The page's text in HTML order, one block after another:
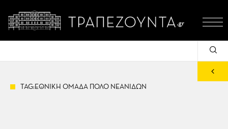
TAG:ΕΘΝΙΚΗ ΟΜΑΔΑ ΠΟΛΟ ΝΕΑΝΙΔΩΝ